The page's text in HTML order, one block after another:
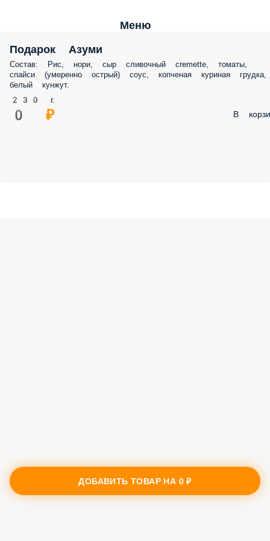
Меню
Подарок Азуми
Состав: Рис, нори, сыр сливочный cremette, томаты,
спайси (умеренно острый) соус, копченая куриная грудка,
белый кунжут.
230 г.
0 ₽ В
ДОБАВИТЬ ТОВАР НА 0 ₽